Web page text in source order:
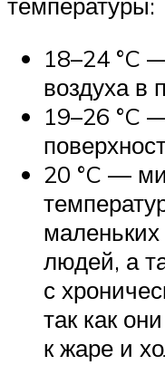
18–24 °C
воздуха в
19–26 °C
20 °C —
людей, а
с
так как
к жаре и